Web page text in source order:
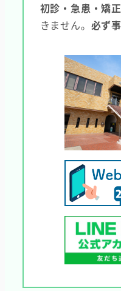
初診・急患・矯
きません。 必ず